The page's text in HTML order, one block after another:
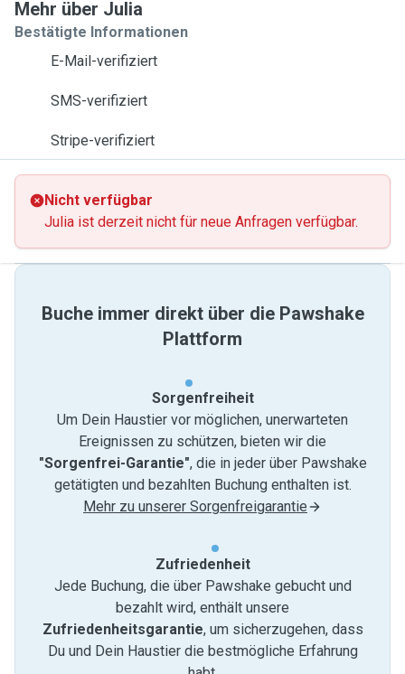
Mehr über Julia
Bestätigte Informationen
E-Mail-verifiziert
SMS-verifiziert
Stripe-verifiziert
Nicht verfügbar
Julia ist derzeit nicht für neue Anfragen verfügbar.
Buche immer direkt über die Pawshake
Plattform
Sorgenfreiheit
Um Dein Haustier vor möglichen, unerwarteten
Ereignissen zu schützen, bieten wir die
"Sorgenfrei-Garantie", die in jeder über Pawshake
getätigten und bezahlten Buchung enthalten ist.
Mehr zu unserer Sorgenfreigarantie
Zufriedenheit
Jede Buchung, die über Pawshake gebucht und
bezahlt wird, enthält unsere
Zufriedenheitsgarantie, um sicherzugehen, dass
Du und Dein Haustier die bestmögliche Erfahrung